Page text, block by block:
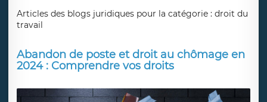
Articles des blogs juridiques pour la catégorie : droit du
travail
Abandon de poste et droit au chômage en
2024 : Comprendre vos droits